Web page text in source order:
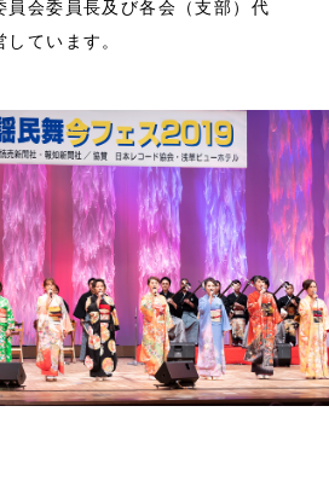
員会委員長及び各会（支部）代
ています。